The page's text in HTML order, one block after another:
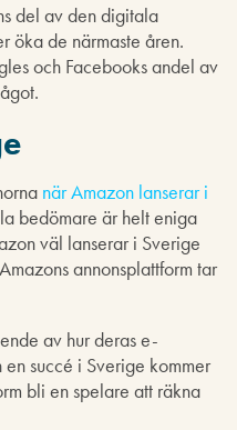
del av den digitala
öka de närmaste åren.
och Facebooks andel av
när Amazon lanserar i
bedömare är helt eniga
väl lanserar i Sverige
annonsplattform tar
av hur deras e-
succé i Sverige kommer
bli en spelare att räkna